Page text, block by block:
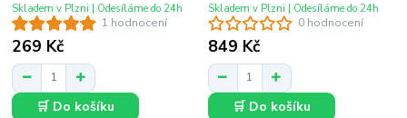
1 hodnocení
269 Kč
Skladem v Plzni | Odesíláme do 24h
🛒 Do košíku
0 hodnocení
849 Kč
Skladem v Plzni | Odesíláme do 24h
🛒 Do košíku